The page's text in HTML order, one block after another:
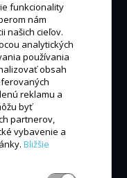
funkcionality
nám
našich cieľov.
analytických
používania
obsah
reklamu a
byť
partnerov,
vybavenie a
Bližšie